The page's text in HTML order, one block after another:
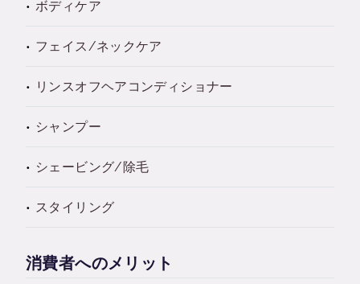
ボディケア
フェイス/ネックケア
リンスオフヘアコンディショナー
シャンプー
シェービング/除毛
スタイリング
消費者へのメリット